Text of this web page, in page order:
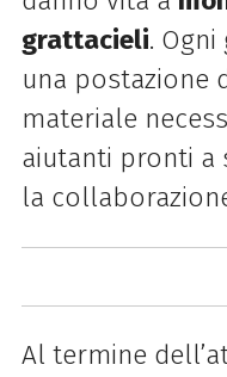
grattacieli.
una postazione
materiale
aiutanti pronti a
la
Al termine